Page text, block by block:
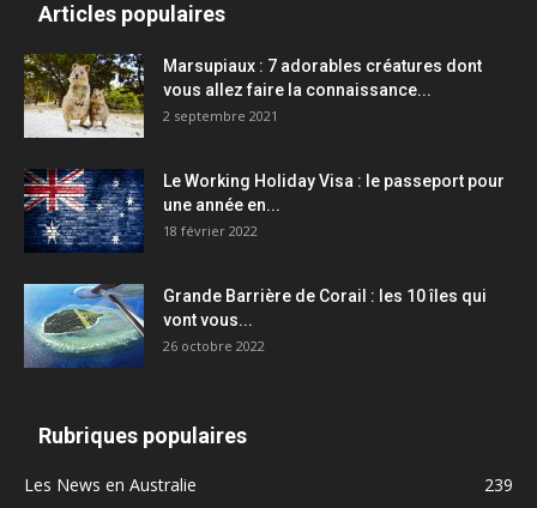
Articles populaires
Marsupiaux : 7 adorables créatures dont
vous allez faire la connaissance...
2 septembre 2021
Le Working Holiday Visa : le passeport pour
une année en...
18 février 2022
Grande Barrière de Corail : les 10 îles qui
vont vous...
26 octobre 2022
Rubriques populaires
Les News en Australie
239